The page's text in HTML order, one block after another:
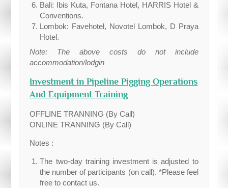
Bali: Ibis Kuta, Fontana Hotel, HARRIS Hotel &
Conventions.
Lombok: Favehotel, Novotel Lombok, D Praya
Hotel.
Note: The above costs do not include
accommodation/lodgin
Investment in Pipeline Pigging Operations
And Equipment Training
OFFLINE TRANNING (By Call)
ONLINE TRANNING (By Call)
Notes :
The two-day training investment is adjusted to
the number of participants (on call). *Please feel
free to contact us.